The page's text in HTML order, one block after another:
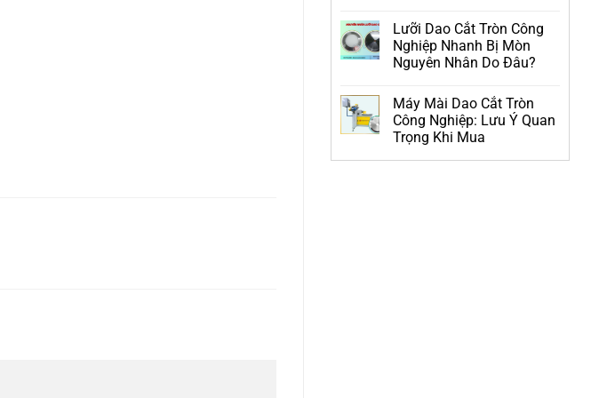
Lưỡi Dao Cắt Tròn Công
Nghiệp Nhanh Bị Mòn
Nguyên Nhân Do Đâu?
Máy Mài Dao Cắt Tròn
Công Nghiệp: Lưu Ý Quan
Trọng Khi Mua